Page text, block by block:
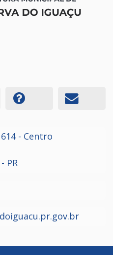
614 - Centro
PR